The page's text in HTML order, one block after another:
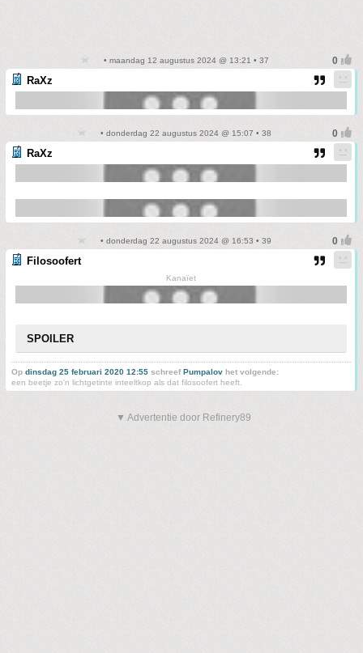
• maandag 12 augustus 2024 @ 13:21 • 37
RaXz
• donderdag 22 augustus 2024 @ 15:07 • 38
RaXz
• donderdag 22 augustus 2024 @ 16:53 • 39
Filosoofert
Kanaïet
SPOILER
Op dinsdag 25 februari 2020 12:55 schreefPumpalov het volgende:
een beetje zo'n lichtgetinte inteeltkop als dat filosoofert heeft.
▼ Advertentie door Refinery89